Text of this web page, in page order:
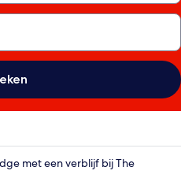
met een verblijf bij The